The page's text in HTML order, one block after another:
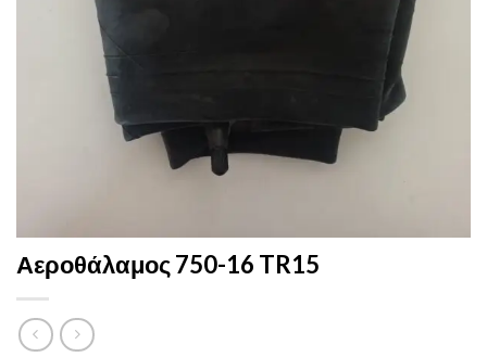
Αεροθάλαμος 750-16 TR15